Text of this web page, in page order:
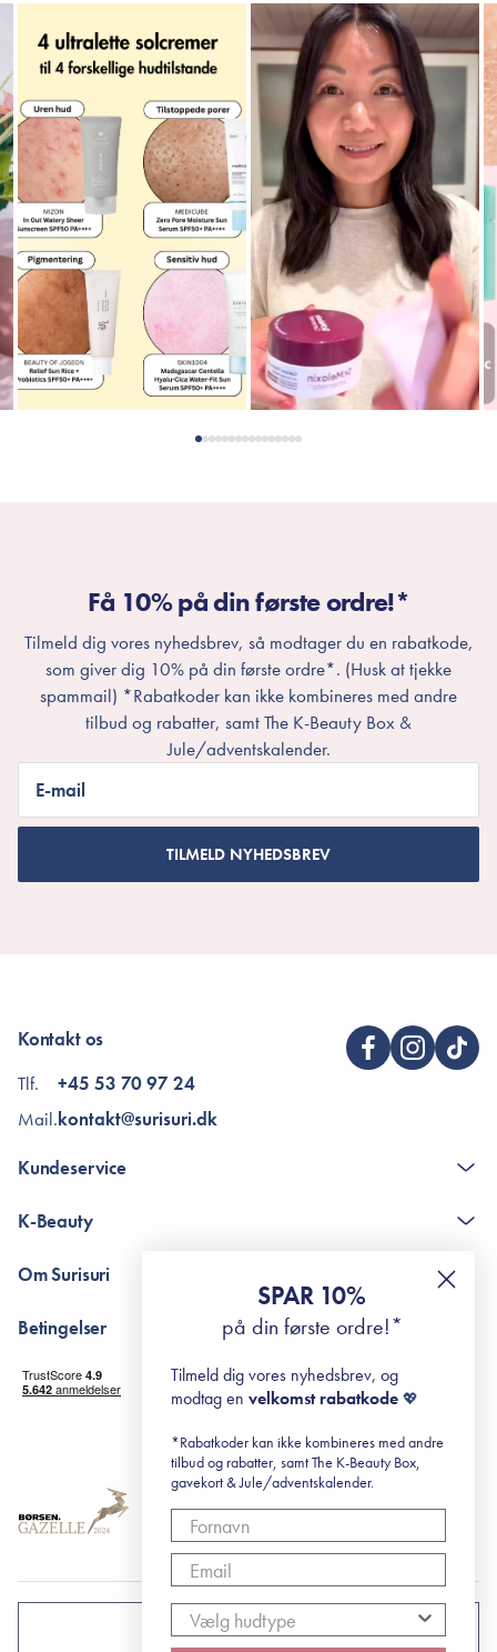
Få 10% på din første ordre!*
Tilmeld dig vores nyhedsbrev, så modtager du en rabatkode,
som giver dig 10% på din første ordre*. (Husk at tjekke
spammail) *Rabatkoder kan ikke kombineres med andre
tilbud og rabatter, samt The K-Beauty Box &
Jule/adventskalender.
E-mail
TILMELD NYHEDSBREV
Kontakt os
Tlf.
Mail.
+45 53 70 97 24
kontakt@surisuri.dk
Kundeservice
The K-Beauty Box - spørgsmål og svar
RE-ZIP
K-Beauty
Retinol for begyndere
surisuri's mini guide til rosacea
Om Surisuri
Black Friday
Betingelser
Levering og returnering
Handelsbetingelser
Abonnementsbetingelser
DANMARK
SPAR 10%
på din første ordre!*
Tilmeld dig vores nyhedsbrev, og
modtag en velkomst rabatkode 💖
*Rabatkoder kan ikke kombineres med andre
tilbud og rabatter, samt The K-Beauty Box,
gavekort & Jule/adventskalender.